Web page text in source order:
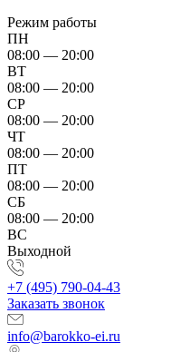
Режим работы
ПН
08:00 — 20:00
ВТ
08:00 — 20:00
СР
08:00 — 20:00
ЧТ
08:00 — 20:00
ПТ
08:00 — 20:00
СБ
08:00 — 20:00
ВС
Выходной
+7 (495) 790-04-43
Заказать звонок
info@barokko-ei.ru